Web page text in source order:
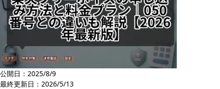
公開日：2025/8/9
最終更新日： 2026/5/13